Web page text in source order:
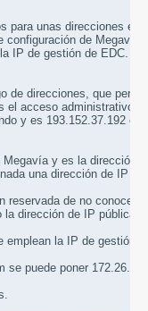
para unas direcciones
de Megavía.
IP de gestión de EDC.
de direcciones, que
el acceso administrativo
y es 193.152.37.192
y es la dirección
una dirección de IP
reservada de no conocerla.
la dirección de IP pública
emplean la IP de gestión
puede poner